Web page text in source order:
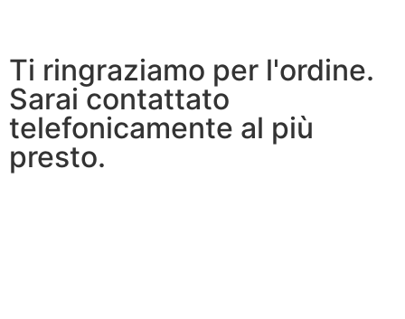
Ti ringraziamo per l'ordine.
Sarai contattato
telefonicamente al più
presto.